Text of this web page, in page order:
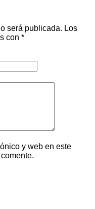
será publicada. Los
con *
y web en este